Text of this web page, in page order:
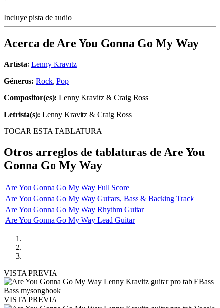
Incluye pista de audio
Acerca de Are You Gonna Go My Way
Artista: Lenny Kravitz
Géneros: Rock, Pop
Compositor(es): Lenny Kravitz & Craig Ross
Letrista(s): Lenny Kravitz & Craig Ross
TOCAR ESTA TABLATURA
Otros arreglos de tablaturas de Are You
Gonna Go My Way
Are You Gonna Go My Way Full Score
Are You Gonna Go My Way Guitars, Bass & Backing Track
Are You Gonna Go My Way Rhythm Guitar
Are You Gonna Go My Way Lead Guitar
VISTA PREVIA
VISTA PREVIA